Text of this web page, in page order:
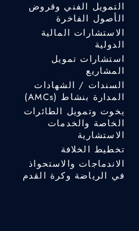
التمويل الفني وقروض
الأصول الفاخرة
الاستشارات المالية
الدولية
استشارات تمويل
المشاريع
السندات / الشهادات
المدارة بنشاط (AMCs)
يخوت وتمويل الطائرات
الخاصة والخدمات
الاستشارية
تخطيط الخلافة
الاندماجات والاستحواذ
في الرياضة وكرة القدم